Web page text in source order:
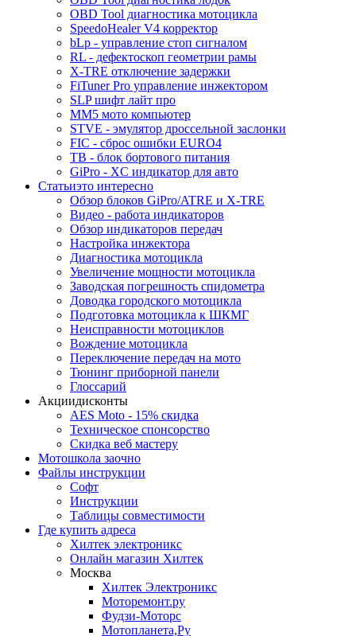
OBD Tool диагностика мотоцикла
SpeedoHealer V4 корректор
bLp - управление стоп сигналом
RL - дефектоскоп геометрии рамы
X-TRE отключение задержки
FiTuner Pro управление инжектором
SLP шифт лайт про
MM5 мото компьютер
STVE - эмулятор дроссельной заслонки
FIC - сброс ошибки EURO4
TB - блок бортового питания
GiPro - XC индикатор для авто
Статьиэто интересно
Обзор блоков GiPro/ATRE и X-TRE
Видео - работа индикаторов
Обзор индикаторов передач
Настройка инжектора
Диагноcтика мотоцикла
Увеличение мощности мотоцикла
Заводская погрешность спидометра
Доводка городского мотоцикла
Подготовка мотоцикла к ШКМГ
Неисправности мотоциклов
Вождение мотоцикла
Переключение передач на мото
Тюнинг приборной панели
Глоссарий
Акциидисконты
AES Moto - 15% скидка
Техническое спонсорство
Скидка веб мастеру
Мотошкола заочно
Файлы инструкции
Софт
Инструкции
Таблицы совместимости
Где купить адреса
Хилтек электроникс
Онлайн магазин Хилтек
Москва
Хилтек Электроникс
Моторемонт.ру
Фудзи-Моторс
Мотопланета,Ру